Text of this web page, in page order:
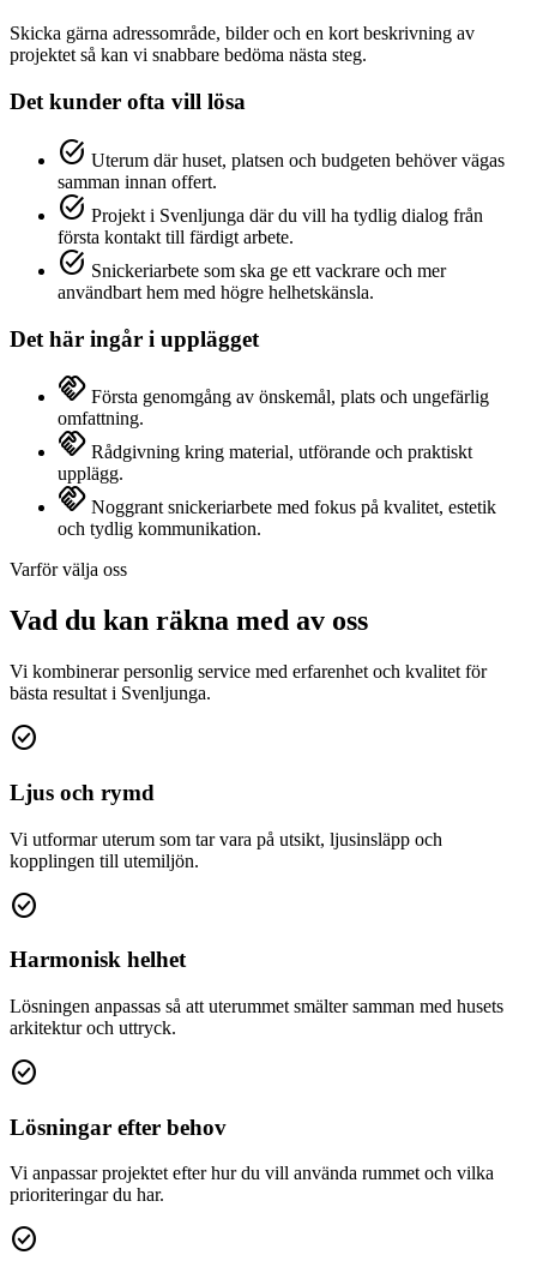
Skicka gärna adressområde, bilder och en kort beskrivning av
projektet så kan vi snabbare bedöma nästa steg.
Det kunder ofta vill lösa
task_alt Uterum där huset, platsen och budgeten behöver vägas
samman innan offert.
task_alt Projekt i Svenljunga där du vill ha tydlig dialog från
första kontakt till färdigt arbete.
task_alt Snickeriarbete som ska ge ett vackrare och mer
användbart hem med högre helhetskänsla.
Det här ingår i upplägget
handshake Första genomgång av önskemål, plats och ungefärlig
omfattning.
handshake Rådgivning kring material, utförande och praktiskt
upplägg.
handshake Noggrant snickeriarbete med fokus på kvalitet, estetik
och tydlig kommunikation.
Varför välja oss
Vad du kan räkna med av oss
Vi kombinerar personlig service med erfarenhet och kvalitet för
bästa resultat i Svenljunga.
check_circle
Ljus och rymd
Vi utformar uterum som tar vara på utsikt, ljusinsläpp och
kopplingen till utemiljön.
check_circle
Harmonisk helhet
Lösningen anpassas så att uterummet smälter samman med husets
arkitektur och uttryck.
check_circle
Lösningar efter behov
Vi anpassar projektet efter hur du vill använda rummet och vilka
prioriteringar du har.
check_circle